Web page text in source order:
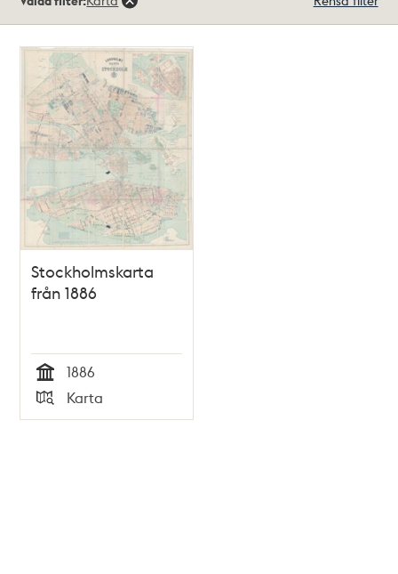
träffar
Stockholmskarta
från 1886
Tid
1886
Typ
Karta